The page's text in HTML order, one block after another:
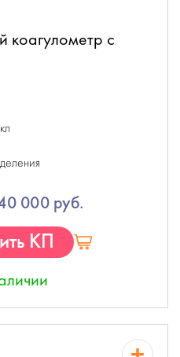
коагулометр с
000 руб.
КП